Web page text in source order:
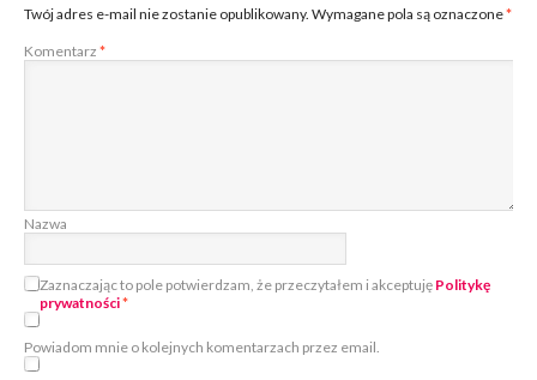
Twój adres e-mail nie zostanie opublikowany. Wymagane pola są oznaczone*
Komentarz *
Nazwa
Zaznaczając to pole potwierdzam, że przeczytałem i akceptuję Politykę
prywatności*
Powiadom mnie o kolejnych komentarzach przez email.